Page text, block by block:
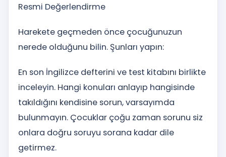
Resmi Değerlendirme
Harekete geçmeden önce çocuğunuzun
nerede olduğunu bilin. Şunları yapın:
En son İngilizce defterini ve test kitabını birlikte
inceleyin. Hangi konuları anlayıp hangisinde
takıldığını kendisine sorun, varsayımda
bulunmayın. Çocuklar çoğu zaman sorunu siz
onlara doğru soruyu sorana kadar dile
getirmez.